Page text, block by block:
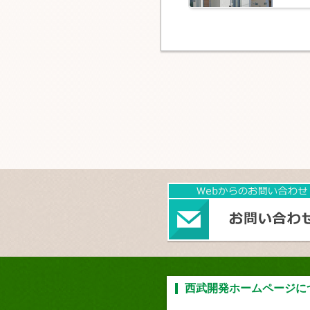
西武開発ホームページに